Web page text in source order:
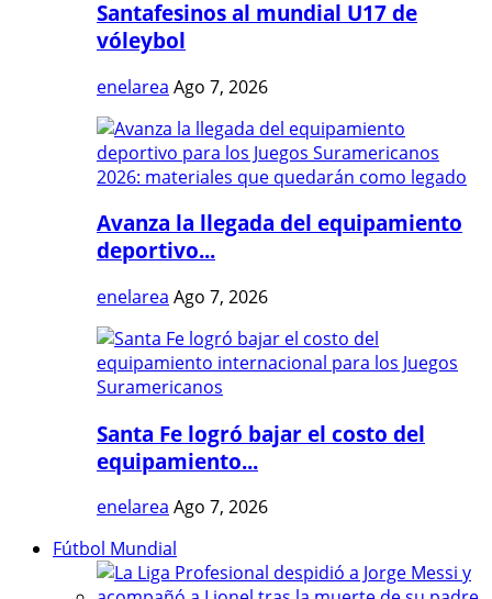
Santafesinos al mundial U17 de
vóleybol
enelarea Ago 7, 2026
Avanza la llegada del equipamiento
deportivo...
enelarea Ago 7, 2026
Santa Fe logró bajar el costo del
equipamiento...
enelarea Ago 7, 2026
Fútbol Mundial